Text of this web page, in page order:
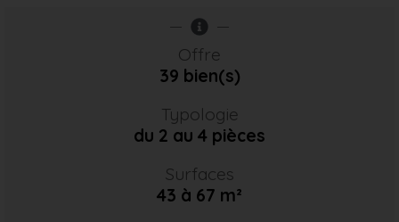
Offre
39 bien(s)
Typologie
du 2 au 4 pièces
Surfaces
43 à 67 m²